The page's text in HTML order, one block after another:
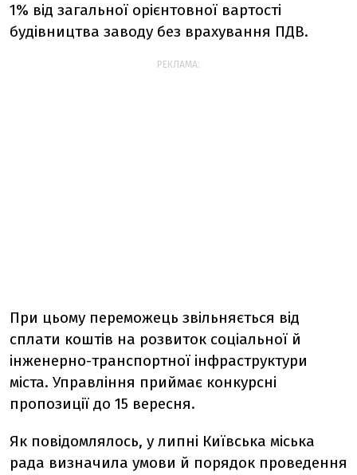
1% від загальної орієнтовної вартості
будівництва заводу без врахування ПДВ.
РЕКЛАМА:
При цьому переможець звільняється від
сплати коштів на розвиток соціальної й
інженерно-транспортної інфраструктури
міста. Управління приймає конкурсні
пропозиції до 15 вересня.
Як повідомлялось, у липні Київська міська
рада визначила умови й порядок проведення